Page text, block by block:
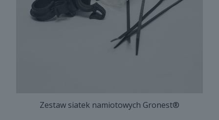
Zestaw siatek namiotowych Gronest®